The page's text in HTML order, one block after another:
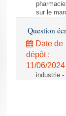
sur le
Question
Date de
dépôt :
11/06/2024
industrie